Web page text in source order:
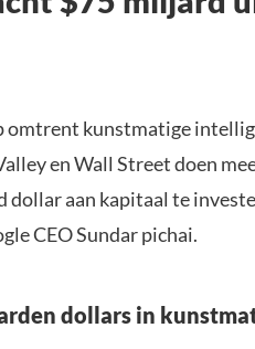
kunstmatige
en Wall Street doen
dollar aan kapitaal te
CEO Sundar pichai.
dollars in